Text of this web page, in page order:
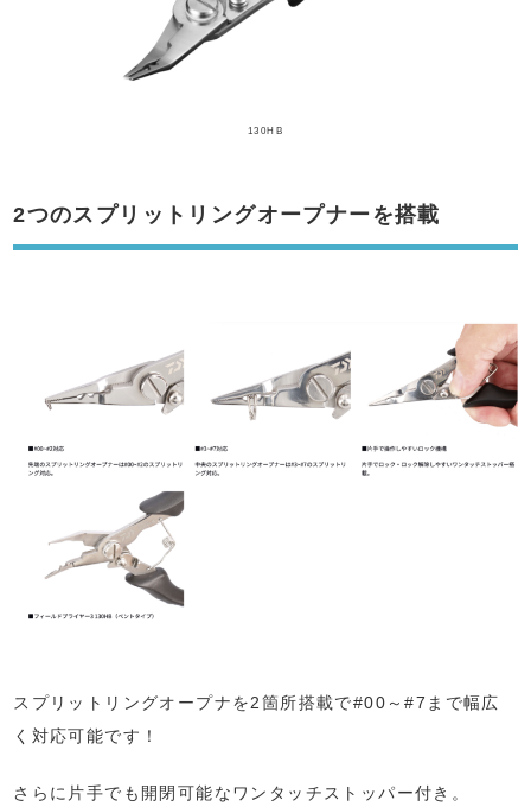
130HB
2つのスプリットリングオープナーを搭載
スプリットリングオープナを2箇所搭載で#00～#7まで幅広
く対応可能です！
さらに片手でも開閉可能なワンタッチストッパー付き。